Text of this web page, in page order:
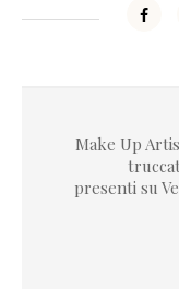
Make Up
presenti su